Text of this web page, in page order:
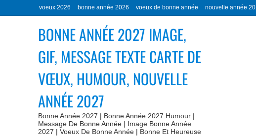
voeux 2026 bonne année 2026 voeux de bonne année nouvelle année
BONNE ANNÉE 2027 IMAGE,
GIF, MESSAGE TEXTE CARTE DE
VŒUX, HUMOUR, NOUVELLE
ANNÉE 2027
Bonne Année 2027 | Bonne Année 2027 Humour |
Message De Bonne Année | Image Bonne Année
2027 | Voeux De Bonne Année | Bonne Et Heureuse